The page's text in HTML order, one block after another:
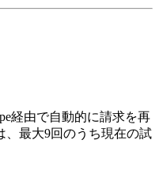
経由で自動的に請求を再
、最大9回のうち現在の試